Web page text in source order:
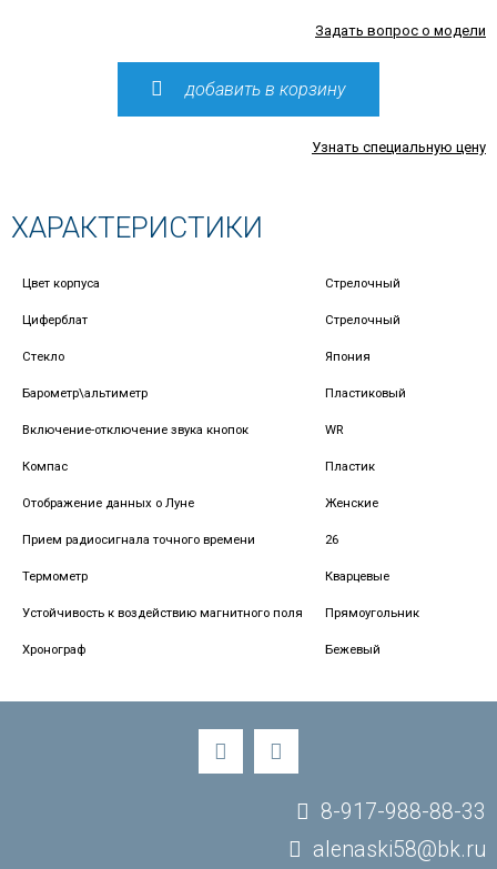
Задать вопрос о модели
добавить в корзину
Узнать специальную цену
ХАРАКТЕРИСТИКИ
Цвет корпуса Стрелочный
Циферблат Стрелочный
Стекло Япония
Барометр\альтиметр Пластиковый
Включение-отключение звука кнопок WR
Компас Пластик
Отображение данных о Луне Женские
Прием радиосигнала точного времени 26
Термометр Кварцевые
Устойчивость к воздействию магнитного поля Прямоугольник
Хронограф Бежевый
8-917-988-88-33
alenaski58@bk.ru